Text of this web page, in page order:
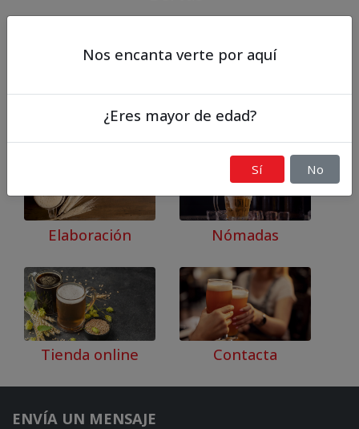
Nosotros Cervezas
Elaboración Nómadas
Tienda online Contacta
ENVÍA UN MENSAJE
Nos encanta verte por aquí
¿Eres mayor de edad?
No